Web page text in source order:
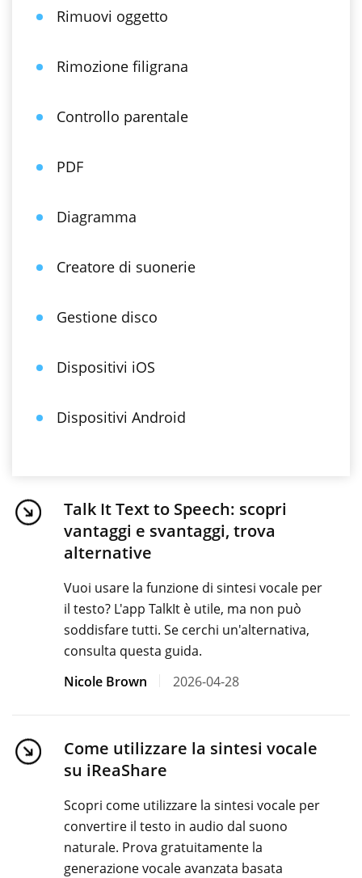
Rimuovi oggetto
Rimozione filigrana
Controllo parentale
PDF
Diagramma
Creatore di suonerie
Gestione disco
Dispositivi iOS
Dispositivi Android
Talk It Text to Speech: scopri
vantaggi e svantaggi, trova
alternative
Vuoi usare la funzione di sintesi vocale per
il testo? L'app TalkIt è utile, ma non può
soddisfare tutti. Se cerchi un'alternativa,
consulta questa guida.
Nicole Brown
2026-04-28
Come utilizzare la sintesi vocale
su iReaShare
Scopri come utilizzare la sintesi vocale per
convertire il testo in audio dal suono
naturale. Prova gratuitamente la
generazione vocale avanzata basata